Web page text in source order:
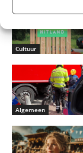
Cultuur
Algemeen